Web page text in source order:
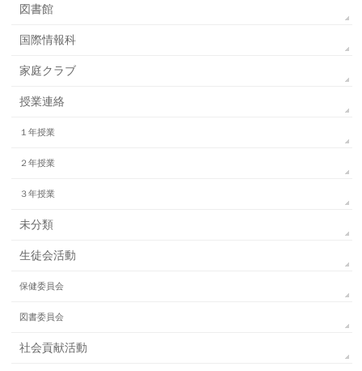
図書館
国際情報科
家庭クラブ
授業連絡
１年授業
２年授業
３年授業
未分類
生徒会活動
保健委員会
図書委員会
社会貢献活動